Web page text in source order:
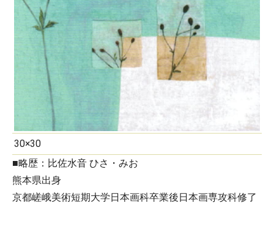
30×30
■略歴：比佐水音 ひさ・みお
熊本県出身
京都嵯峨美術短期大学日本画科卒業後日本画専攻科修了